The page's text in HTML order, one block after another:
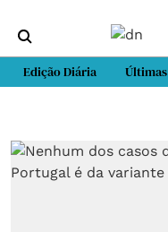
Edição Diária Últimas